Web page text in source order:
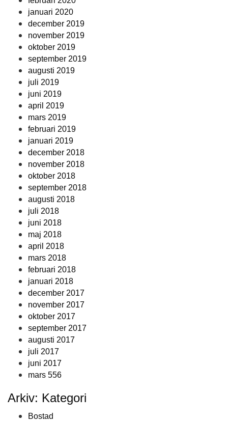
januari 2020
december 2019
november 2019
oktober 2019
september 2019
augusti 2019
juli 2019
juni 2019
april 2019
mars 2019
februari 2019
januari 2019
december 2018
november 2018
oktober 2018
september 2018
augusti 2018
juli 2018
juni 2018
maj 2018
april 2018
mars 2018
februari 2018
januari 2018
december 2017
november 2017
oktober 2017
september 2017
augusti 2017
juli 2017
juni 2017
mars 556
Arkiv: Kategori
Bostad